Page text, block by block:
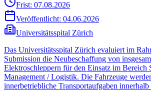
Frist: 07.08.2026
Veröffentlicht: 04.06.2026
Universitätsspital Zürich
Das Universitätsspital Zürich evaluiert im
Submission die Neubeschaffung von
Elektroschleppern für den Einsatz im Bereich
Management / Logistik. Die Fahrzeuge
innerbetriebliche Transportaufgaben innerhalb